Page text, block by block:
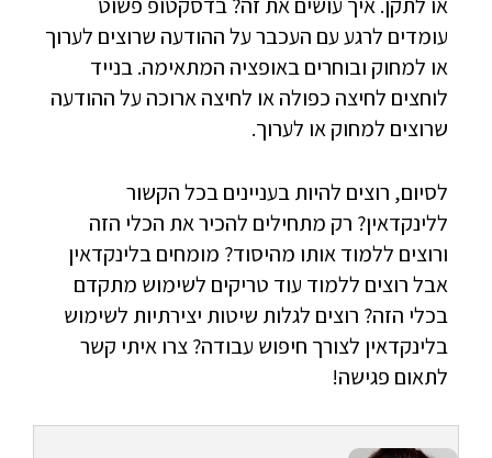
עומדים לרגע עם העכבר על ההודעה שרוצים לערוך
או למחוק ובוחרים באופציה המתאימה. בנייד
לוחצים לחיצה כפולה או לחיצה ארוכה על ההודעה
שרוצים למחוק או לערוך.
לסיום, רוצים להיות בעניינים בכל הקשור
ללינקדאין? רק מתחילים להכיר את הכלי הזה
ורוצים ללמוד אותו מהיסוד? מומחים בלינקדאין
אבל רוצים ללמוד עוד טריקים לשימוש מתקדם
בכלי הזה? רוצים לגלות שיטות יצירתיות לשימוש
בלינקדאין לצורך חיפוש עבודה? צרו איתי קשר
לתאום פגישה!